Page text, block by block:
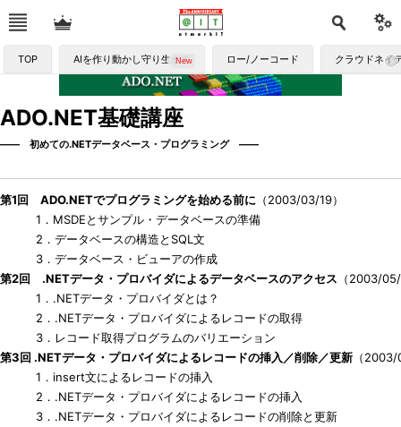
TOP AIを作り動かし守り生かす ロー/ノーコード クラウドネイ
ADO.NET基礎講座
―― 初めての.NETデータベース・プログラミング ――
第1回 ADO.NETでプログラミングを始める前に （2003/03/19）
1．MSDEとサンプル・データベースの準備
2．データベースの構造とSQL文
3．データベース・ビューアの作成
第2回 .NETデータ・プロバイダによるデータベースのアクセス （2003/
1．.NETデータ・プロバイダとは？
2．.NETデータ・プロバイダによるレコードの取得
3．レコード取得プログラムのバリエーション
第3回 .NETデータ・プロバイダによるレコードの挿入／削除／更新 （
1．insert文によるレコードの挿入
2．.NETデータ・プロバイダによるレコードの挿入
3．.NETデータ・プロバイダによるレコードの削除と更新